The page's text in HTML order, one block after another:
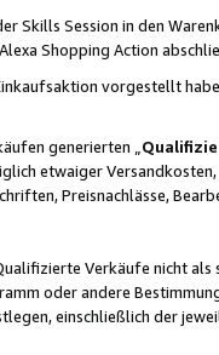
Skills Session in den
Shopping Action
vorgestellt
generierten „
etwaiger
Preisnachlässe,
Verkäufe nicht
oder andere
einschließlich der